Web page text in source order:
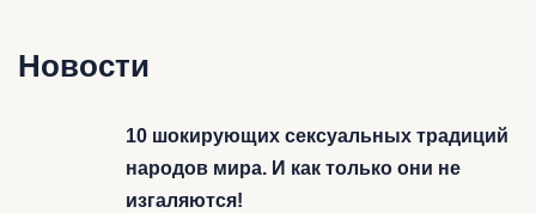
Новости
10 шокирующих сексуальных традиций
народов мира. И как только они не
изгаляются!